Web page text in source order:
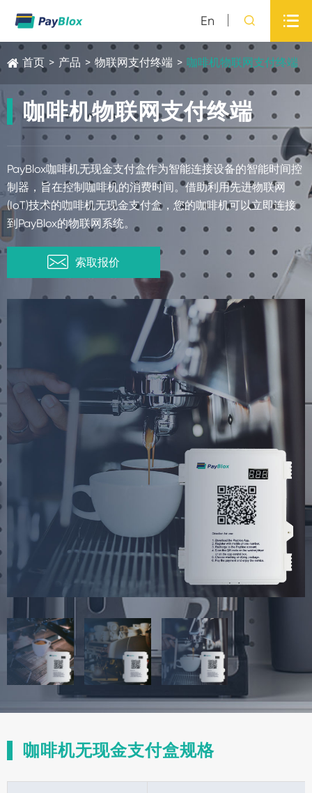
En  
首页 > 产品 > 物联网支付终端 > 咖啡机物联网支付终端
咖啡机物联网支付终端
PayBlox咖啡机无现金支付盒作为智能连接设备的智能时间控
制器，旨在控制咖啡机的消费时间。借助利用先进物联网
(IoT)技术的咖啡机无现金支付盒，您的咖啡机可以立即连接
到PayBlox的物联网系统。
 索取报价
咖啡机无现金支付盒规格